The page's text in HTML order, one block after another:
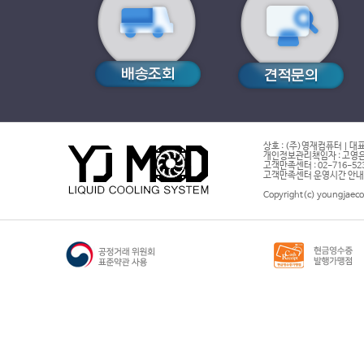
상호 : (주)영재컴퓨터 | 대
개인정보관리책임자 : 고영
고객만족센터 : 02-716-
고객만족센터 운영시간 안
Copyright(c)